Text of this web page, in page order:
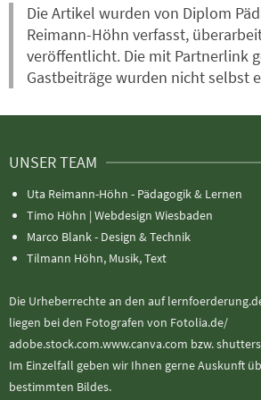
Die Artikel wurden von Diplom
Reimann-Höhn verfasst,
veröffentlicht. Die mit Partnerlink
Gastbeiträge wurden nicht selbst
UNSER TEAM
Uta Reimann-Höhn - Pädagogik & Lernen
Timo Höhn | Webdesign Wiesbaden
Marco Blank - Design & Technik
Tilmann Höhn, Musik, Text
Die Urheberrechte an den auf
liegen bei den Fotografen von Fotolia.de/
adobe.stock.com.www.canva.com bzw.
Im Einzelfall geben wir Ihnen gerne Auskunft
bestimmten Bildes.